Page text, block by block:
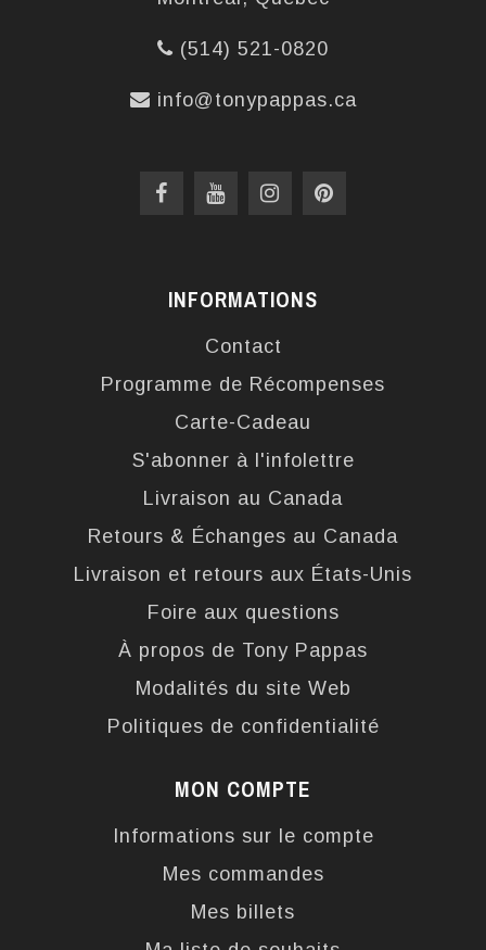
(514) 521-0820
info@tonypappas.ca
INFORMATIONS
Contact
Programme de Récompenses
Carte-Cadeau
S'abonner à l'infolettre
Livraison au Canada
Retours & Échanges au Canada
Livraison et retours aux États-Unis
Foire aux questions
À propos de Tony Pappas
Modalités du site Web
Politiques de confidentialité
MON COMPTE
Informations sur le compte
Mes commandes
Mes billets